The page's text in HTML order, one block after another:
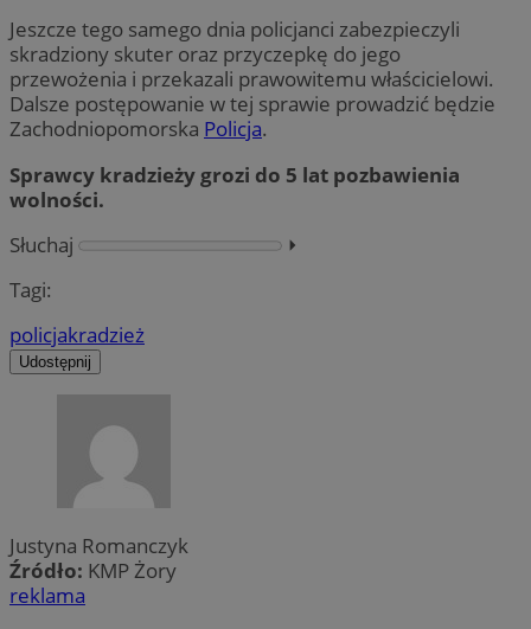
Jeszcze tego samego dnia policjanci zabezpieczyli
skradziony skuter oraz przyczepkę do jego
przewożenia i przekazali prawowitemu właścicielowi.
Dalsze postępowanie w tej sprawie prowadzić będzie
Zachodniopomorska Policja.
Sprawcy kradzieży grozi do 5 lat pozbawienia
wolności.
Słuchaj
⏵︎
Tagi:
policjakradzież
Udostępnij
Justyna Romanczyk
Źródło: KMP Żory
reklama